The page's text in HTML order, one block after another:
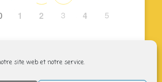
site web et notre service.
1 2 3 4 5